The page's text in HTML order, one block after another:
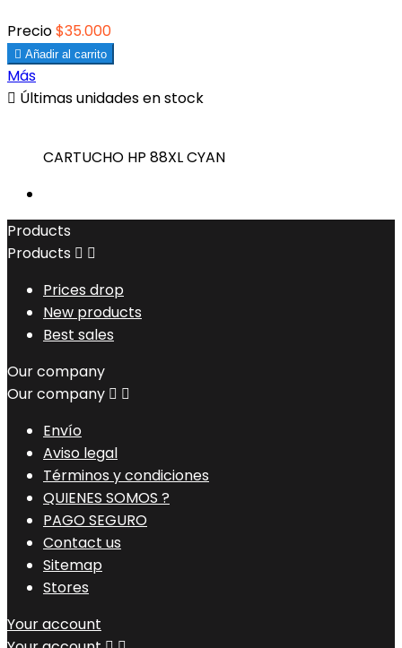
Precio$35.000
 Añadir al carrito
Más
 Últimas unidades en stock
CARTUCHO HP 88XL CYAN
Products
Products  
Prices drop
New products
Best sales
Our company
Our company  
Envío
Aviso legal
Términos y condiciones
QUIENES SOMOS ?
PAGO SEGURO
Contact us
Sitemap
Stores
Your account